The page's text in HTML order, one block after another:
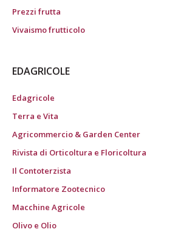
Prezzi frutta
Vivaismo frutticolo
EDAGRICOLE
Edagricole
Terra e Vita
Agricommercio & Garden Center
Rivista di Orticoltura e Floricoltura
Il Contoterzista
Informatore Zootecnico
Macchine Agricole
Olivo e Olio